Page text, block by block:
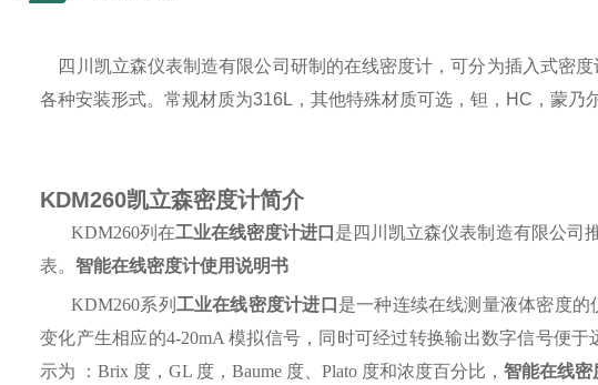
四川凯立森仪表制造有限公司研制的在线密度计，可分为插入式密
各种安装形式。常规材质为316L，其他特殊材质可选，钽，HC，蒙乃
KDM260凯立森密度计简介
KDM260列在工业在线密度计进口 是 四川凯立森仪表制造有限公司
表。智能在线密度计使用说明书
KDM260系列 工业在线密度计进口 是一种连续在线测量液体密度
变化产生相应的4-20mA 模拟信号，同时可经过转换输出数字信号便
示为 ：Brix 度，GL 度，Baume 度、Plato 度和浓度百分比，智能在线密